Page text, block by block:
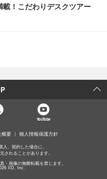
！こだわりデスクツアー
YouTube
概要 個人情報保護方針
、契約した場合に、
されることがあります。
・画像の無断転載を禁じます。
IID, Inc.